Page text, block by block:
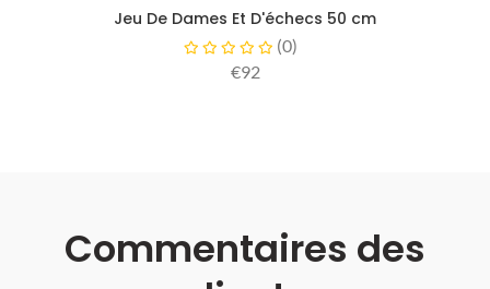
Jeu De Dames Et D'échecs 50 cm
(0)
€92
Commentaires des